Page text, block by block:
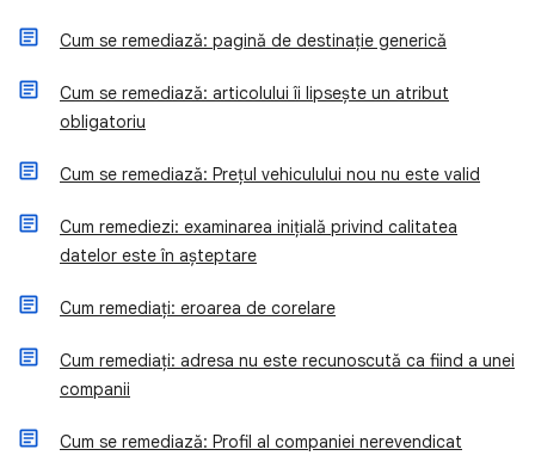
Cum se remediază: pagină de destinație generică
Cum se remediază: articolului îi lipsește un atribut
obligatoriu
Cum se remediază: Prețul vehiculului nou nu este valid
Cum remediezi: examinarea inițială privind calitatea
datelor este în așteptare
Cum remediați: eroarea de corelare
Cum remediați: adresa nu este recunoscută ca fiind a unei
companii
Cum se remediază: Profil al companiei nerevendicat